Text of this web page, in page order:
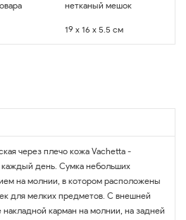
нетканый мешок
19 x 16 x 5.5 см
через плечо кожа Vachetta -
день. Сумка небольших
на молнии, в котором расположены
для мелких предметов. С внешней
карман на молнии, на задней